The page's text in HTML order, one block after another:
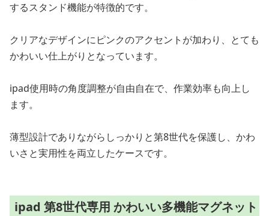
するスタンド機能が特徴的です。
クリアなデザインにピンクのアクセントが加わり、とても
かわいい仕上がりとなっています。
ipad使用時の角度調整が自由自在で、作業効率も向上し
ます。
薄型設計でありながらしっかりと第8世代を保護し、かわ
いさと実用性を両立したケースです。
ipad 第8世代専用 かわいい多機能マグネット